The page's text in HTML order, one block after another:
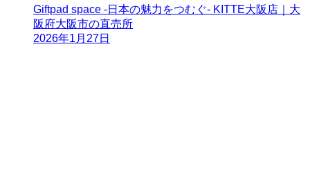
Giftpad space -日本の魅力をつむぐ- KITTE大阪店｜大
阪府大阪市の直売所
2026年1月27日